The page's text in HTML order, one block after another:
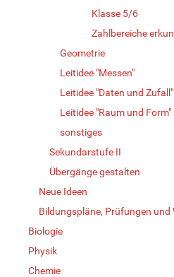
Klasse 5/6
Zahlbereiche
Geometrie
Leitidee "Messen"
Leitidee "Daten und Zufall"
Leitidee "Raum und Form"
sonstiges
Sekundarstufe II
Übergänge gestalten
Neue Ideen
Bildungspläne, Prüfungen und
Biologie
Physik
Chemie